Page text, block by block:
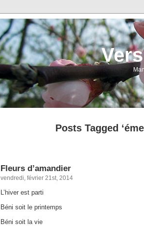
Posts Tagged
Fleurs d’amandier
vendredi, février 21st, 2014
L’hiver est parti
Béni soit le printemps
Béni soit la vie